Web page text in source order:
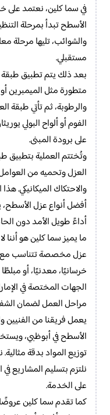
في سما كلين، نعتمد على
الأسطح تبدأ بمرحلة
والشوائب، تليها مرحلة
مستقبلي.
بعد ذلك يتم تطبيق طبقة
متطورة مثل الميمبرين
والرطوبة، ثم تأتي طبقة
الفوم أو ألواح البولي
على برودة المبنى.
وتُختتم العملية بتطبيق
العزل وتحميه من
والاحتكاك الميكانيكي.
أفضل أنواع عزل
أداءً طويل الأمد دون
ما يميز سما كلين هو
عزل مخصصة تتناسب
خرسانيًا، معدنيًا، أو
الجهات المختصة في
مراحل العمل لضمان
يعمل فريقنا من الفنيين
الأسطح في أبوظبي،
توزيع المواد بدقة
نلتزم بتسليم المشاريع
على الخدمة.
كما تقدم سما كلين